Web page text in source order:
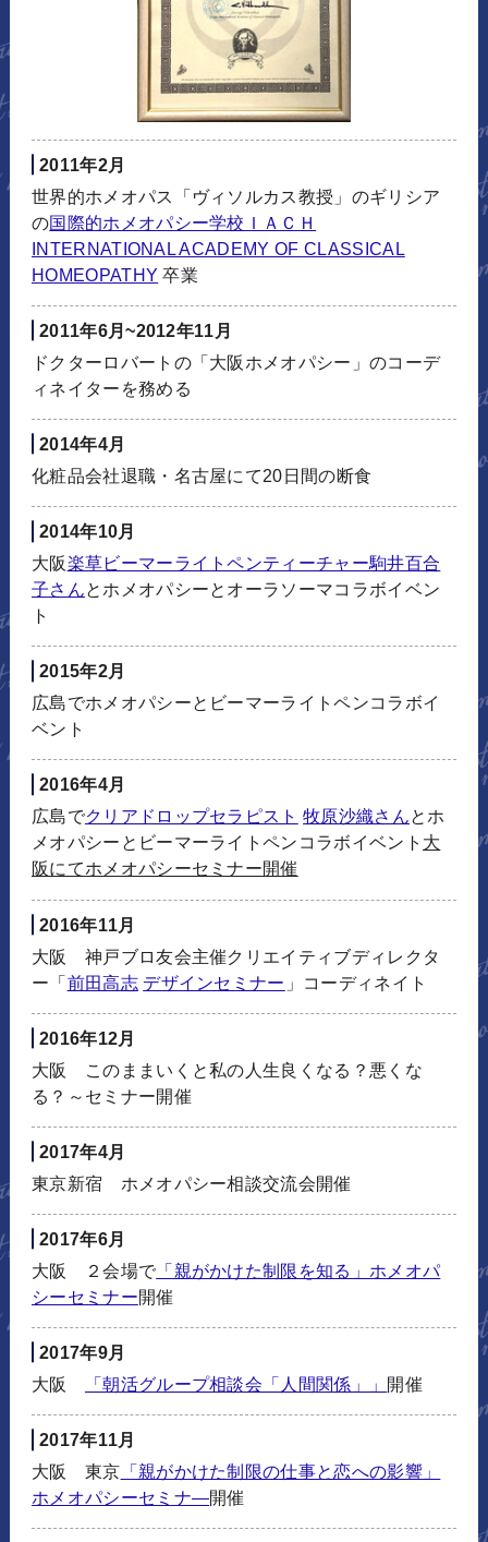
2011年2月
世界的ホメオパス「ヴィソルカス教授」のギリシア
の国際的ホメオパシー学校ＩＡＣＨ
INTERNATIONAL ACADEMY OF CLASSICAL
HOMEOPATHY 卒業
2011年6月~2012年11月
ドクターロバートの「大阪ホメオパシー」のコーデ
ィネイターを務める
2014年4月
化粧品会社退職・名古屋にて20日間の断食
2014年10月
大阪楽草ビーマーライトペンティーチャー駒井百合
子さんとホメオパシーとオーラソーマコラボイベン
ト
2015年2月
広島でホメオパシーとビーマーライトペンコラボイ
ベント
2016年4月
広島でクリアドロップセラピスト 牧原沙織さんとホ
メオパシーとビーマーライトペンコラボイベント 大
阪にてホメオパシーセミナー開催
2016年11月
大阪 神戸ブロ友会主催クリエイティブディレクタ
ー「前田高志 デザインセミナー 」コーディネイト
2016年12月
大阪 このままいくと私の人生良くなる？悪くな
る？～セミナー開催
2017年4月
東京新宿 ホメオパシー相談交流会開催
2017年6月
大阪 ２会場で 「親がかけた制限を知る」ホメオパ
シーセミナー開催
2017年9月
大阪
「朝活グループ相談会「人間関係」」 開催
2017年11月
大阪 東京 「親がかけた制限の仕事と恋への影響」
ホメオパシーセミナ―開催